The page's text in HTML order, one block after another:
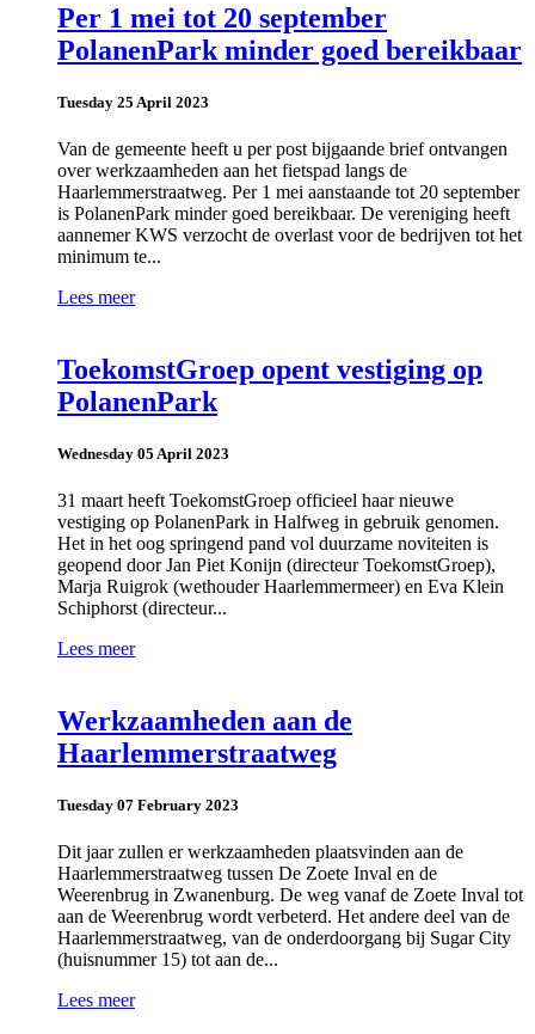
Per 1 mei tot 20 september
PolanenPark minder goed bereikbaar
Tuesday 25 April 2023
Van de gemeente heeft u per post bijgaande brief ontvangen
over werkzaamheden aan het fietspad langs de
Haarlemmerstraatweg. Per 1 mei aanstaande tot 20 september
is PolanenPark minder goed bereikbaar. De vereniging heeft
aannemer KWS verzocht de overlast voor de bedrijven tot het
minimum te...
Lees meer
ToekomstGroep opent vestiging op
PolanenPark
Wednesday 05 April 2023
31 maart heeft ToekomstGroep officieel haar nieuwe
vestiging op PolanenPark in Halfweg in gebruik genomen.
Het in het oog springend pand vol duurzame noviteiten is
geopend door Jan Piet Konijn (directeur ToekomstGroep),
Marja Ruigrok (wethouder Haarlemmermeer) en Eva Klein
Schiphorst (directeur...
Lees meer
Werkzaamheden aan de
Haarlemmerstraatweg
Tuesday 07 February 2023
Dit jaar zullen er werkzaamheden plaatsvinden aan de
Haarlemmerstraatweg tussen De Zoete Inval en de
Weerenbrug in Zwanenburg. De weg vanaf de Zoete Inval tot
aan de Weerenbrug wordt verbeterd. Het andere deel van de
Haarlemmerstraatweg, van de onderdoorgang bij Sugar City
(huisnummer 15) tot aan de...
Lees meer